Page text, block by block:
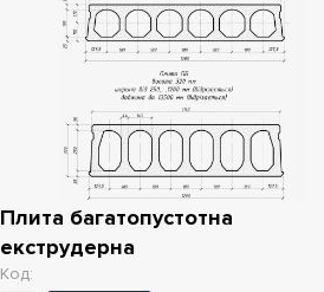
Плита багатопустотна
екструдерна
Код: